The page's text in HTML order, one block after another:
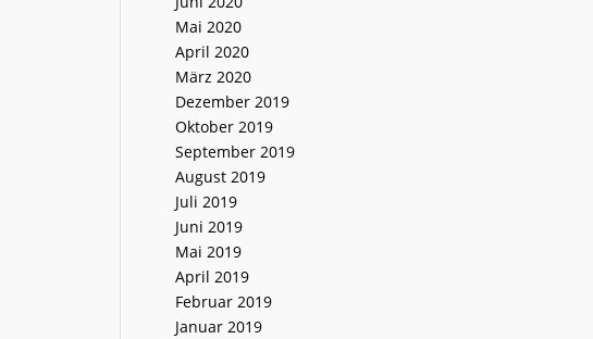
Mai 2020
April 2020
März 2020
Dezember 2019
Oktober 2019
September 2019
August 2019
Juli 2019
Juni 2019
Mai 2019
April 2019
Februar 2019
Januar 2019